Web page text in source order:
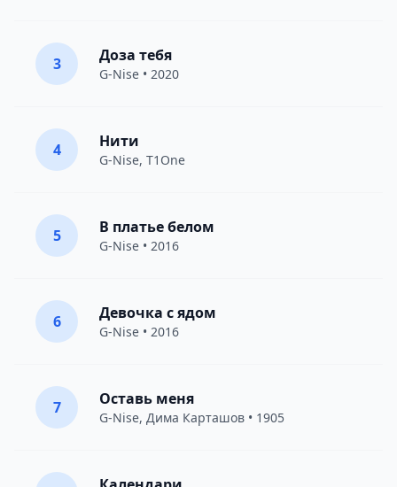
3 Доза тебя
G-Nise • 2020
4 Нити
G-Nise, T1One
5 В платье белом
G-Nise • 2016
6 Девочка с ядом
G-Nise • 2016
7 Оставь меня
G-Nise, Дима Карташов • 1905